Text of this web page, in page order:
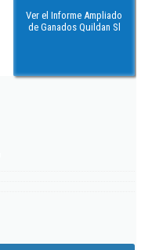
Ver el Informe Ampliado
de Ganados Quildan Sl